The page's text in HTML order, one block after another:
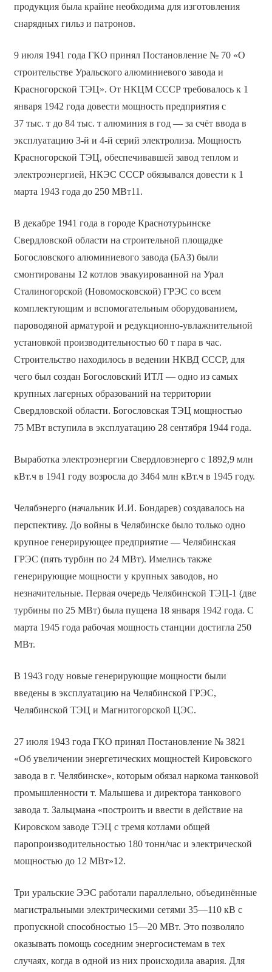
продукция была крайне необходима для изготовления
снарядных гильз и патронов.
9 июля 1941 года ГКО принял Постановление № 70 «О
строительстве Уральского алюминиевого завода и
Красногорской ТЭЦ». От НКЦМ СССР требовалось к 1
января 1942 года довести мощность предприятия с
37 тыс. т до 84 тыс. т алюминия в год — за счёт ввода в
эксплуатацию 3-й и 4-й серий электролиза. Мощность
Красногорской ТЭЦ, обеспечивавшей завод теплом и
электроэнергией, НКЭС СССР обязывался довести к 1
марта 1943 года до 250 МВт11.
В декабре 1941 года в городе Краснотурьинске
Свердловской области на строительной площадке
Богословского алюминиевого завода (БАЗ) были
смонтированы 12 котлов эвакуированной на Урал
Сталиногорской (Новомосковской) ГРЭС со всем
комплектующим и вспомогательным оборудованием,
пароводяной арматурой и редукционно-увлажнительной
установкой производительностью 60 т пара в час.
Строительство находилось в ведении НКВД СССР, для
чего был создан Богословский ИТЛ — одно из самых
крупных лагерных образований на территории
Свердловской области. Богословская ТЭЦ мощностью
75 МВт вступила в эксплуатацию 28 сентября 1944 года.
Выработка электроэнергии Свердловэнерго с 1892,9 млн
кВт.ч в 1941 году возросла до 3464 млн кВт.ч в 1945 году.
Челябэнерго (начальник И.И. Бондарев) создавалось на
перспективу. До войны в Челябинске было только одно
крупное генерирующее предприятие — Челябинская
ГРЭС (пять турбин по 24 МВт). Имелись также
генерирующие мощности у крупных заводов, но
незначительные. Первая очередь Челябинской ТЭЦ-1 (две
турбины по 25 МВт) была пущена 18 января 1942 года. С
марта 1945 года рабочая мощность станции достигла 250
МВт.
В 1943 году новые генерирующие мощности были
введены в эксплуатацию на Челябинской ГРЭС,
Челябинской ТЭЦ и Магнитогорской ЦЭС.
27 июля 1943 года ГКО принял Постановление № 3821
«Об увеличении энергетических мощностей Кировского
завода в г. Челябинске», которым обязал наркома танковой
промышленности т. Малышева и директора танкового
завода т. Зальцмана «построить и ввести в действие на
Кировском заводе ТЭЦ с тремя котлами общей
паропроизводительностью 180 тонн/час и электрической
мощностью до 12 МВт»12.
Три уральские ЭЭС работали параллельно, объединённые
магистральными электрическими сетями 35—110 кВ с
пропускной способностью 15—20 МВт. Это позволяло
оказывать помощь соседним энергосистемам в тех
случаях, когда в одной из них происходила авария. Для